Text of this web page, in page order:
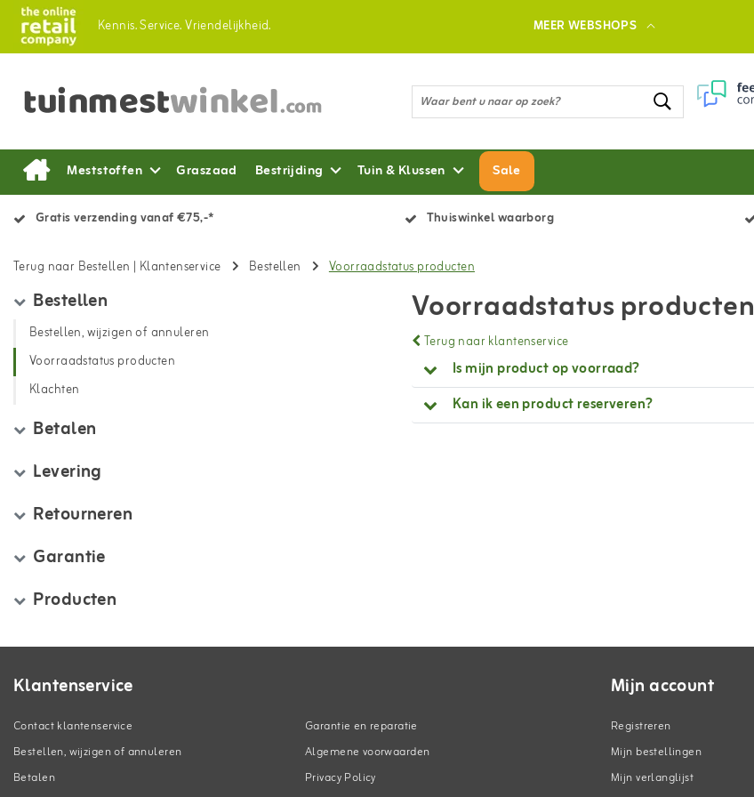
Kennis.Service.Vriendelijkheid. MEER WEBSHOPS
Meststoffen Graszaad Bestrijding Tuin & Klussen Sale
Gratis verzending vanaf €75,-* Thuiswinkel waarborg
Terug naar Bestellen | Klantenservice Bestellen Voorraadstatus producten
Bestellen
Bestellen, wijzigen of annuleren
Voorraadstatus producten
Klachten
Betalen
Levering
Retourneren
Garantie
Producten
Voorraadstatus producten
Terug naar klantenservice
Is mijn product op voorraad?
Kan ik een product reserveren?
Klantenservice
Contact klantenservice
Bestellen, wijzigen of annuleren
Betalen
Garantie en reparatie
Algemene voorwaarden
Privacy Policy
Mijn account
Registreren
Mijn bestellingen
Mijn verlanglijst